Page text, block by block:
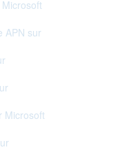
APN sur
Microsoft